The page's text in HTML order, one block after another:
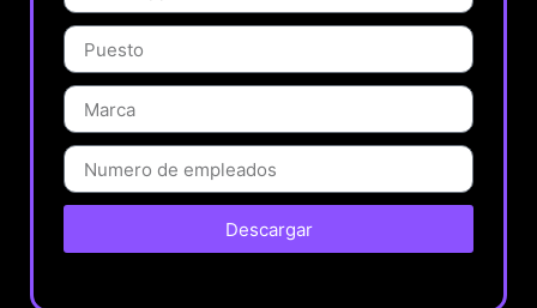
Descargar